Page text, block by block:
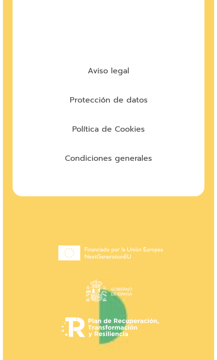
Aviso legal
Protección de datos
Política de Cookies
Condiciones generales